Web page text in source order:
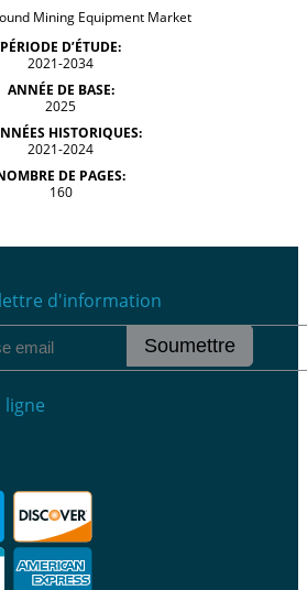
PÉRIODE D’ÉTUDE:
2021-2034
ANNÉE DE BASE:
2025
HISTORIQUES:
2021-2024
DE PAGES:
160
d'information
Soumettre
ligne